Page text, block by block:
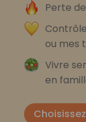
Perte
ou mes
Vivre
en